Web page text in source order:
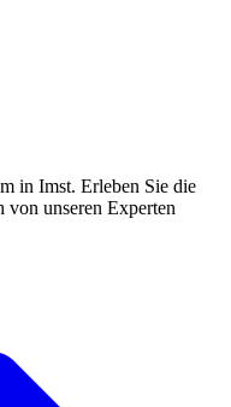
in Imst. Erleben Sie die
unseren Experten